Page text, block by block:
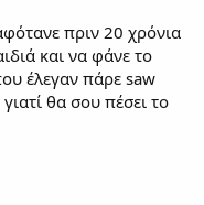
πριν 20 χρόνια
και να φάνε το
έλεγαν πάρε saw
θα σου πέσει το